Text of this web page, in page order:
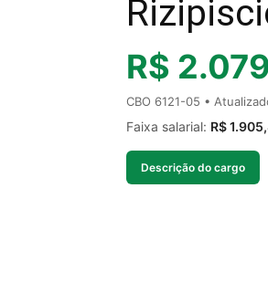
R$
CBO 6121-05 •
Faixa salarial: R$
Descrição do cargo